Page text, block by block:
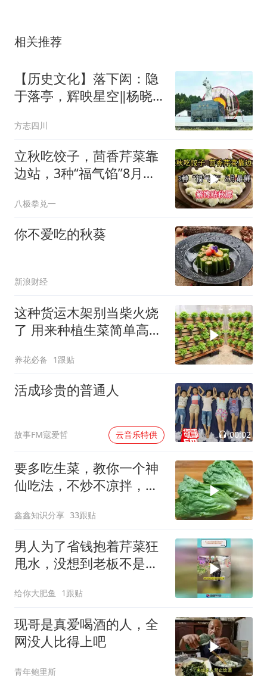
相关推荐
【历史文化】落下闳：隐
于落亭，辉映星空‖杨晓
方志四川
立秋吃饺子，茴香芹菜靠
边站，3种“福气馅”8月最
八极拳兑一
你不爱吃的秋葵
新浪财经
这种货运木架别当柴火烧
了 用来种植生菜简单高效
养花必备 1跟贴
活成珍贵的普通人
故事FM寇爱哲 云音乐特供 00:02
要多吃生菜，教你一个神
仙吃法，不炒不凉拌，上
鑫鑫知识分享 33跟贴
男人为了省钱抱着芹菜狂
甩水，没想到老板不是按
给你大肥鱼 1跟贴
现哥是真爱喝酒的人，全
网没人比得上吧
青年鲍里斯